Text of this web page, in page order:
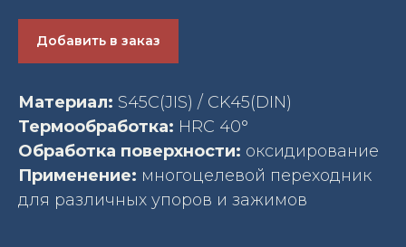
Добавить в заказ
Материал: S45C(JIS) / CK45(DIN)
Термообработка: HRC 40°
Обработка поверхности: оксидирование
Применение: многоцелевой переходник
для различных упоров и зажимов